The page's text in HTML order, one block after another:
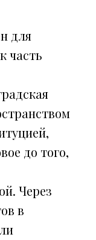
для
часть
до того,
Через
в